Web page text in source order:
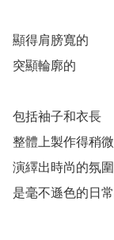
顯得肩膀寬的
突顯輪廓的
包括袖子和衣長
整體上製作得稍
演繹出時尚的氛圍
是毫不遜色的日常